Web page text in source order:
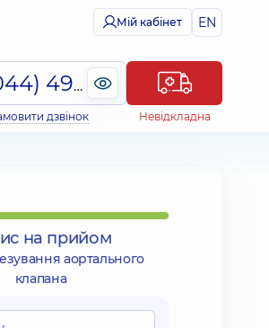
Мій кабінет EN
(044) 495-2-888
дзвінок Невідкладна
на прийом
аортального
клапана